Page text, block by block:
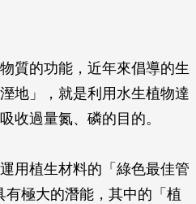
質的功能，近年來倡導的生
地」，就是利用水生植物達
收過量氮、磷的目的。
用植生材料的「綠色最佳管
極大的潛能，其中的「植